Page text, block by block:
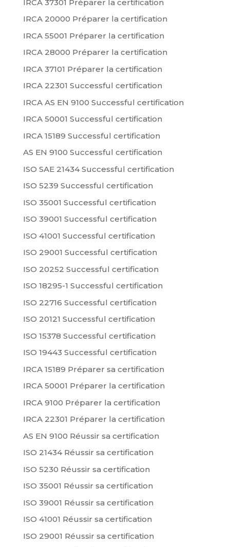
IRCA 37301 Préparer la certification
IRCA 20000 Préparer la certification
IRCA 55001 Préparer la certification
IRCA 28000 Préparer la certification
IRCA 37101 Préparer la certification
IRCA 22301 Successful certification
IRCA AS EN 9100 Successful certification
IRCA 50001 Successful certification
IRCA 15189 Successful certification
AS EN 9100 Successful certification
ISO SAE 21434 Successful certification
ISO 5239 Successful certification
ISO 35001 Successful certification
ISO 39001 Successful certification
ISO 41001 Successful certification
ISO 29001 Successful certification
ISO 20252 Successful certification
ISO 18295-1 Successful certification
ISO 22716 Successful certification
ISO 20121 Successful certification
ISO 15378 Successful certification
ISO 19443 Successful certification
IRCA 15189 Préparer sa certification
IRCA 50001 Préparer la certification
IRCA 9100 Préparer la certification
IRCA 22301 Préparer la certification
AS EN 9100 Réussir sa certification
ISO 21434 Réussir sa certification
ISO 5230 Réussir sa certification
ISO 35001 Réussir sa certification
ISO 39001 Réussir sa certification
ISO 41001 Réussir sa certification
ISO 29001 Réussir sa certification